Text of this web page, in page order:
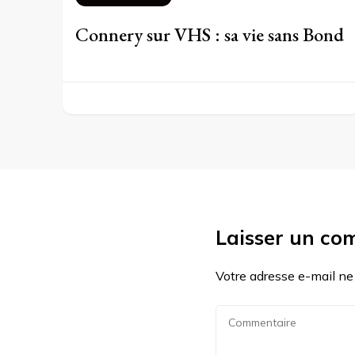
Connery sur VHS : sa vie sans Bond
Laisser un
Votre adresse e-mail